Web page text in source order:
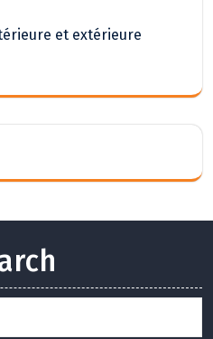
et extérieure